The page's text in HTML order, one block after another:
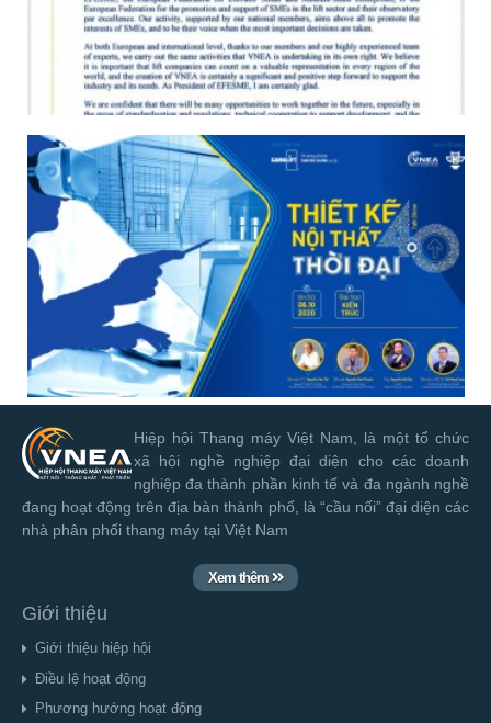
Hiệp hội Thang máy Việt Nam, là một tổ chức
xã hội nghề nghiệp đại diện cho các doanh
nghiệp đa thành phần kinh tế và đa ngành nghề
đang hoạt động trên địa bàn thành phố, là “cầu nối” đại diện các
nhà phân phối thang máy tại Việt Nam
Xem thêm
Giới thiệu
Giới thiệu hiệp hội
Điều lệ hoạt động
Phương hướng hoạt động